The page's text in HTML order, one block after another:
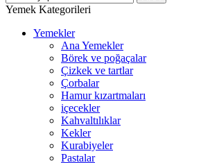
Yemek Kategorileri
Yemekler
Ana Yemekler
Börek ve poğaçalar
Çizkek ve tartlar
Çorbalar
Hamur kızartmaları
içecekler
Kahvaltılıklar
Kekler
Kurabiyeler
Pastalar